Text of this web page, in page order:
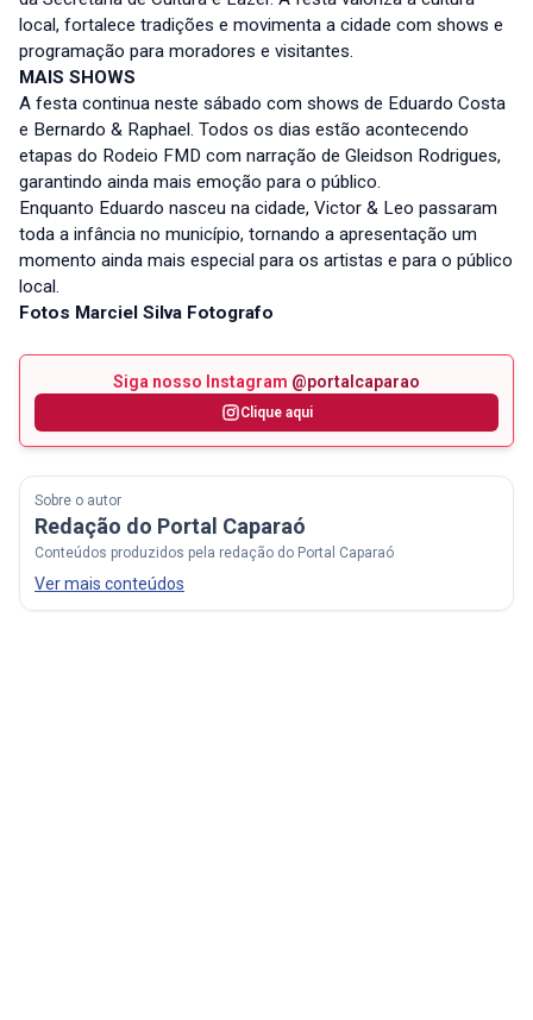
local, fortalece tradições e movimenta a cidade com shows e
programação para moradores e visitantes.
MAIS SHOWS
A festa continua neste sábado com shows de Eduardo Costa
e Bernardo & Raphael. Todos os dias estão acontecendo
etapas do Rodeio FMD com narração de Gleidson Rodrigues,
garantindo ainda mais emoção para o público.
Enquanto Eduardo nasceu na cidade, Victor & Leo passaram
toda a infância no município, tornando a apresentação um
momento ainda mais especial para os artistas e para o público
local.
Fotos Marciel Silva Fotografo
Siga nosso Instagram @portalcaparao
Clique aqui
Sobre o autor
Redação do Portal Caparaó
Conteúdos produzidos pela redação do Portal Caparaó
Ver mais conteúdos